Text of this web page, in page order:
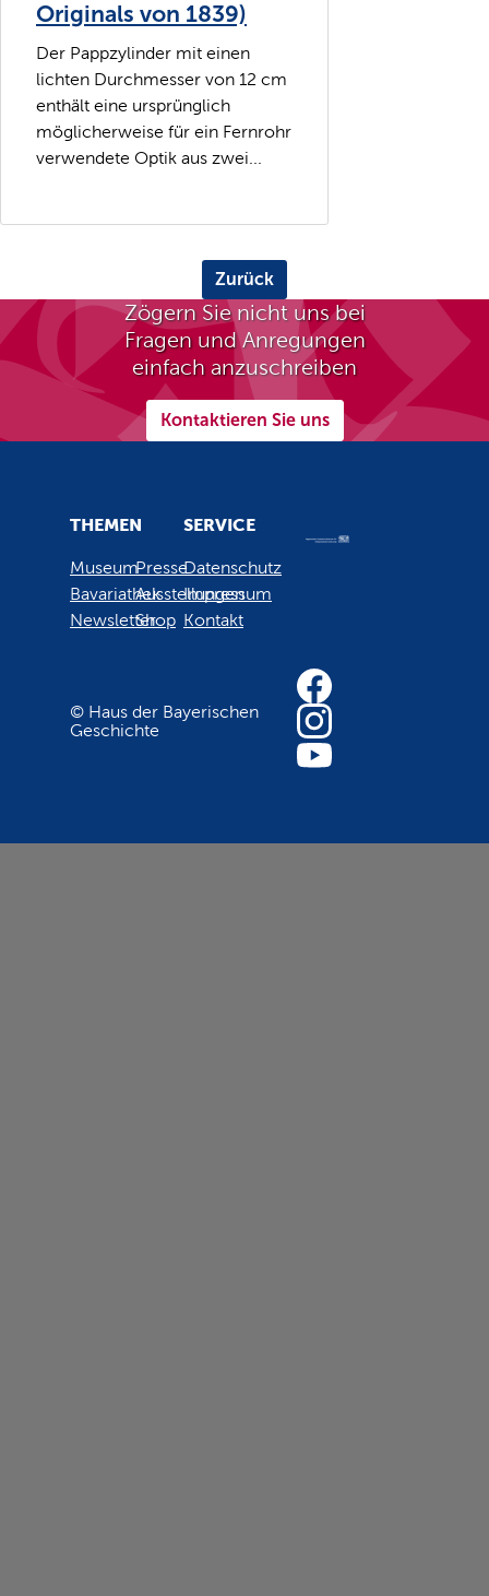
Originals von 1839)
Der Pappzylinder mit einen
lichten Durchmesser von 12 cm
enthält eine ursprünglich
möglicherweise für ein Fernrohr
verwendete Optik aus zwei...
Zurück
Zögern Sie nicht uns bei
Fragen und Anregungen
einfach anzuschreiben
Kontaktieren Sie uns
THEMEN
Museum
Bavariathek
Newsletter
Presse
Ausstellungen
Shop
SERVICE
Datenschutz
Impressum
Kontakt
© Haus der Bayerischen
Geschichte